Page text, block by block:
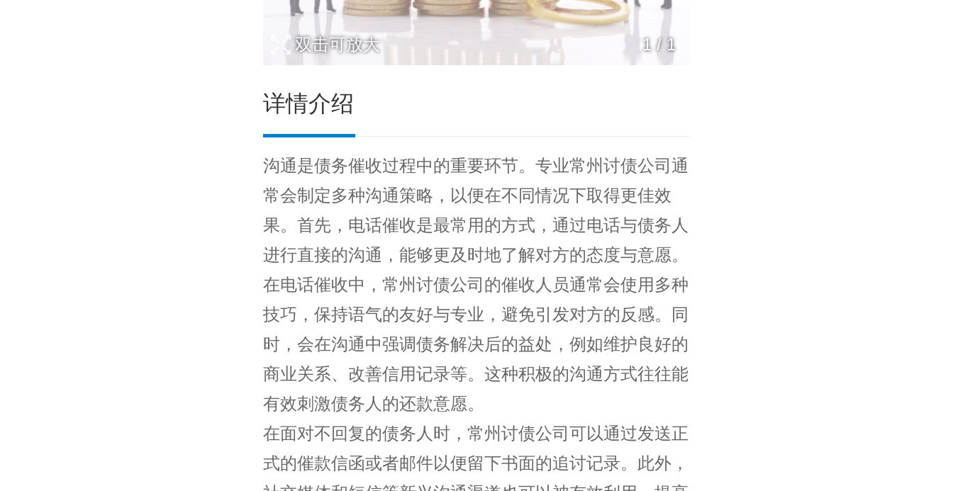
1/ 1
双击可放大
详情介绍
沟通是债务催收过程中的重要环节。专业常州讨债公司 通
常会制定多种沟通策略，以便在不同情况下取得更佳效
果。首先，电话催收是最常用的方式，通过电话与债务人
进行直接的沟通，能够更及时地了解对方的态度与意愿。
在电话催收中，常州讨债公司 的催收人员通常会使用多种
技巧，保持语气的友好与专业，避免引发对方的反感。同
时，会在沟通中强调债务解决后的益处，例如维护良好的
商业关系、改善信用记录等。这种积极的沟通方式往往能
有效刺激债务人的还款意愿。
在面对不回复的债务人时，常州讨债公司可以通过发送正
式的催款信函或者邮件以便留下书面的追讨记录。此外，